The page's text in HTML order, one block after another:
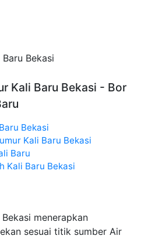
Bekasi
Kali Baru Bekasi - Bor
Bekasi
Kali Baru Bekasi
Baru
Kali Baru Bekasi
menerapkan
sesuai titik sumber Air